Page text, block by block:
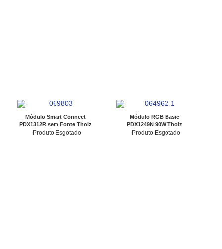
Módulo Smart Connect
PDX1312R sem Fonte Tholz
Produto Esgotado
Módulo RGB Basic
PDX1249N 90W Tholz
Produto Esgotado